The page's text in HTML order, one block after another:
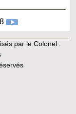
par le Colonel :